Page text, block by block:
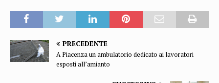
PRECEDENTE
A Piacenza un ambulatorio dedicato ai lavoratori
esposti all’amianto